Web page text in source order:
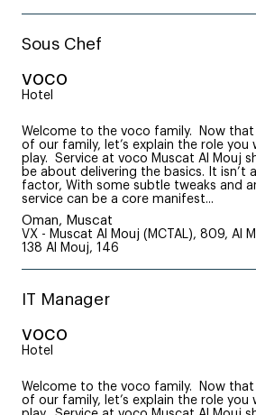
Sous Chef
voco
Hotel
Welcome to the voco family. Now
of our family, let’s explain the role you
play. Service at voco Muscat Al Mouj
be about delivering the basics. It isn’t
factor, With some subtle tweaks and
service can be a core manifest...
Oman, Muscat
VX - Muscat Al Mouj (MCTAL), 809, Al
138 Al Mouj, 146
IT Manager
voco
Hotel
Welcome to the voco family. Now
of our family, let’s explain the role you